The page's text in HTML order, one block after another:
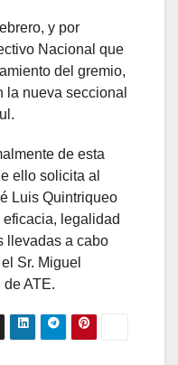
y por
Nacional que
del gremio,
la nueva seccional
de esta
ello solicita al
Luis Quintriqueo
legalidad
llevadas a cabo
Sr. Miguel
ATE.